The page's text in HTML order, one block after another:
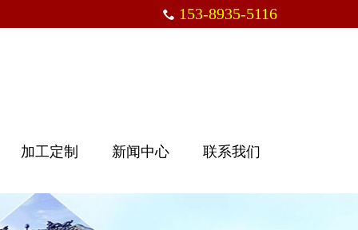
153-8935-5116
加工定制 新闻中心 联系我们